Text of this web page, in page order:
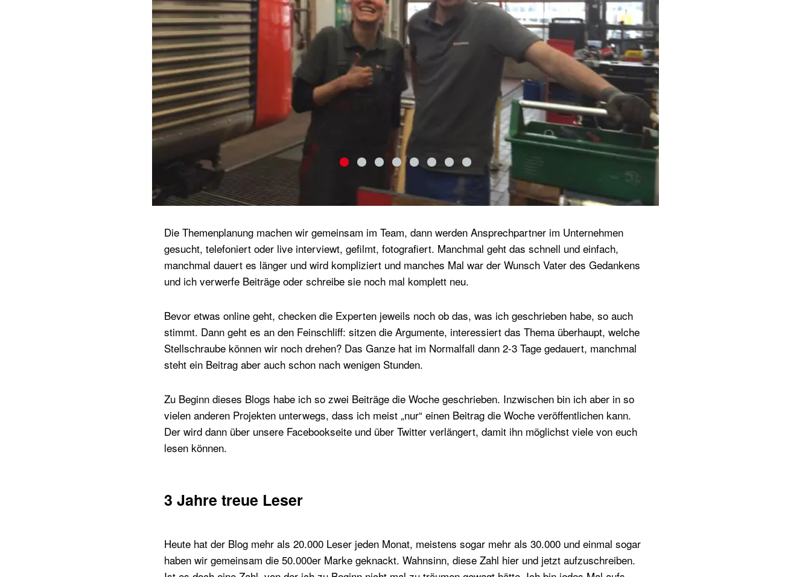
Die Themenplanung machen wir gemeinsam im Team, dann werden Ansprechpartner im Unternehmen
gesucht, telefoniert oder live interviewt, gefilmt, fotografiert. Manchmal geht das schnell und einfach,
manchmal dauert es länger und wird kompliziert und manches Mal war der Wunsch Vater des Gedankens
und ich verwerfe Beiträge oder schreibe sie noch mal komplett neu.
Bevor etwas online geht, checken die Experten jeweils noch ob das, was ich geschrieben habe, so auch
stimmt. Dann geht es an den Feinschliff: sitzen die Argumente, interessiert das Thema überhaupt, welche
Stellschraube können wir noch drehen? Das Ganze hat im Normalfall dann 2-3 Tage gedauert, manchmal
steht ein Beitrag aber auch schon nach wenigen Stunden.
Zu Beginn dieses Blogs habe ich so zwei Beiträge die Woche geschrieben. Inzwischen bin ich aber in so
vielen anderen Projekten unterwegs, dass ich meist „nur“ einen Beitrag die Woche veröffentlichen kann.
Der wird dann über unsere Facebookseite und über Twitter verlängert, damit ihn möglichst viele von euch
lesen können.
3 Jahre treue Leser
Heute hat der Blog mehr als 20.000 Leser jeden Monat, meistens sogar mehr als 30.000 und einmal sogar
haben wir gemeinsam die 50.000er Marke geknackt. Wahnsinn, diese Zahl hier und jetzt aufzuschreiben.